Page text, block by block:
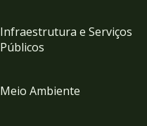
Infraestrutura e Serviços
Públicos
Meio Ambiente